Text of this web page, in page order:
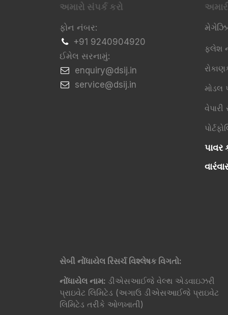
અમારો સંપર્ક કરો
ફોન નંબર:
+91 9240904920
ઈમેલ સરનામું:
​enquiry@dsij.in
​service@dsij.in
ફ્લેશ
મોડલ
પાવર
સેબી નોંધાયેલ રિસર્ચ વિશ્લેષક વિગતો:
નોંધાયેલ નામ: ડીએસઆઈજે વેલ્થ એડવાઇઝરી
પ્રાઇવેટ લિમિટેડ (અગાઉ ડીએસઆઈજે પ્રાઇવેટ
લિમિટેડ તરીકે ઓળખાતી)